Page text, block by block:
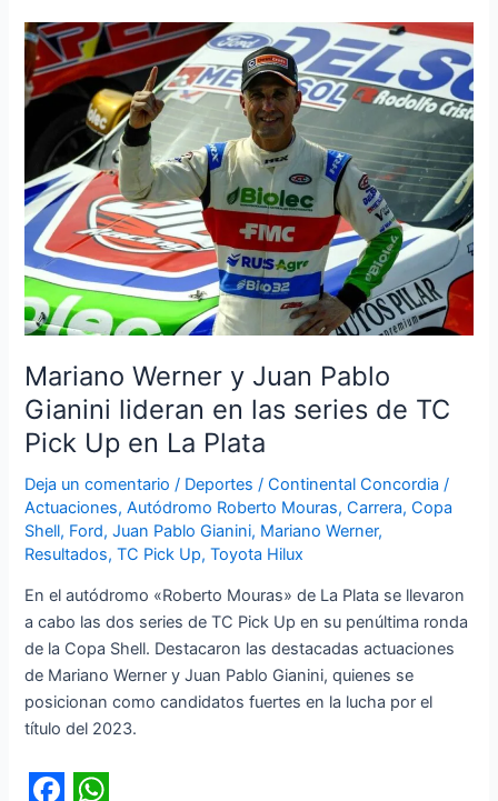
Mariano Werner y Juan Pablo
Gianini lideran en las series de TC
Pick Up en La Plata
Deja un comentario / Deportes /Continental Concordia/
Actuaciones,Autódromo Roberto Mouras,Carrera,Copa
Shell, Ford,Juan Pablo Gianini, Mariano Werner,
Resultados,TC Pick Up,Toyota Hilux
En el autódromo «Roberto Mouras» de La Plata se llevaron
a cabo las dos series de TC Pick Up en su penúltima ronda
de la Copa Shell. Destacaron las destacadas actuaciones
de Mariano Werner y Juan Pablo Gianini, quienes se
posicionan como candidatos fuertes en la lucha por el
título del 2023.
Mariano
Werner
y
Juan
Pablo
Gianini
lideran
en
las
series
de
TC
Up
en
La